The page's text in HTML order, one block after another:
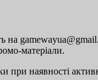
матеріали.
при наявності